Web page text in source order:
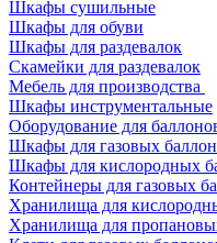
Шкафы сушильные
Шкафы для обуви
Шкафы для раздевалок
Скамейки для раздевалок
Мебель для производства
Шкафы инструментальные
Оборудование для
Шкафы для газовых
Шкафы для кислородных
Контейнеры для газовых
Хранилища для
Хранилища для